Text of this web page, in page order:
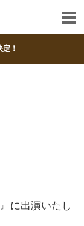
！
に出演いたし